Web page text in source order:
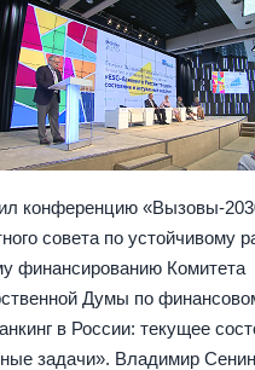
конференцию «Вызовы-
совета по устойчивому
финансированию Комитета
Думы по
в России: текущее
задачи». Владимир